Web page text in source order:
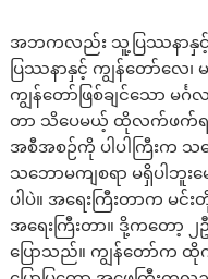
အဘကလည်း သူ့ပြဿနာနှင့်
ပြဿနာနှင့် ကျွန်တော်လေ၊
ကျွန်တော်ဖြစ်ချင်သော မ
တာ သိပေမယ့် ထိုလက်ဖက်ရည်
အစီအစဉ်ကို ပါပါကြီးက
သဘောမကျစရာ မရှိပါဘူးမ
ပါပဲ။ အရေးကြီးတာက မင်
အရေးကြီးတာ။ ဒို့ကတော့
ပြောသည်။ ကျွန်တော်က ထို